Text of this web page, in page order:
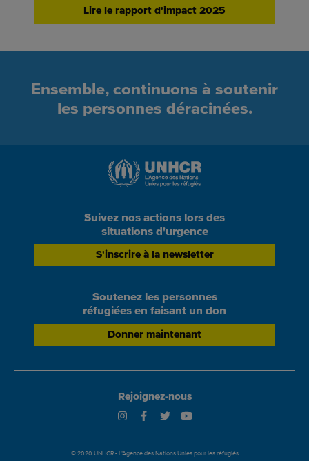
Lire le rapport d'impact 2025
Ensemble, continuons à soutenir
les personnes déracinées.
Suivez nos actions lors des
situations d'urgence
S'inscrire à la newsletter
Soutenez les personnes
réfugiées en faisant un don
Donner maintenant
© 2020 UNHCR - L’Agence des Nations Unies pour les réfugiés
Rejoignez-nous